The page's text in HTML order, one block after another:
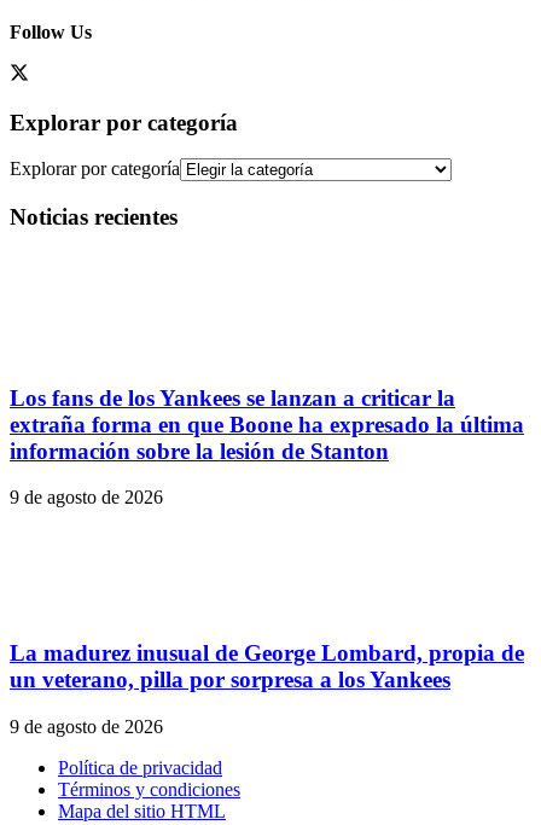
Follow Us
Explorar por categoría
Explorar por categoría
Noticias recientes
Los fans de los Yankees se lanzan a criticar la
extraña forma en que Boone ha expresado la última
información sobre la lesión de Stanton
9 de agosto de 2026
La madurez inusual de George Lombard, propia de
un veterano, pilla por sorpresa a los Yankees
9 de agosto de 2026
Política de privacidad
Términos y condiciones
Mapa del sitio HTML